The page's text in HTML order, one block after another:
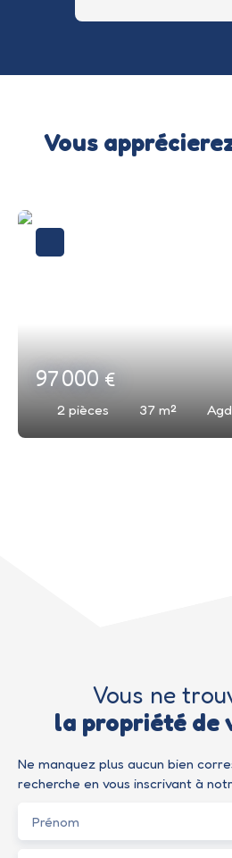
Vous
97 000€
2 pièces 37 m²
Vous ne
la propriété de
Ne manquez plus aucun bien
recherche en vous inscrivant à
Prénom